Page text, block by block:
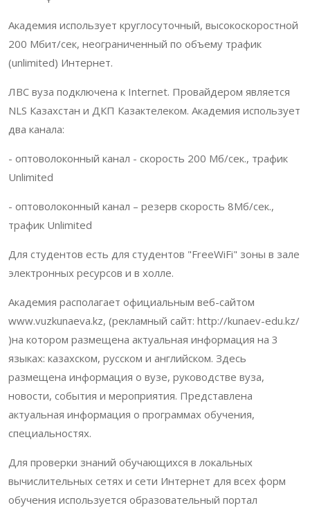
Академия использует круглосуточный, высокоскоростной
200 Мбит/сек, неограниченный по объему трафик
(unlimited) Интернет.
ЛВС вуза подключена к Internet. Провайдером является
NLS Казахстан и ДКП Казактелеком. Академия использует
два канала:
- оптоволоконный канал - cкорость 200 Мб/сек., трафик
Unlimited
- оптоволоконный канал – резерв скорость 8Мб/сек.,
трафик Unlimited
Для студентов есть для студентов "FreeWiFi" зоны в зале
электронных ресурсов и в холле.
Академия располагает официальным веб-сайтом
www.vuzkunaeva.kz, (рекламный сайт: http://kunaev-edu.kz/
)на котором размещена актуальная информация на 3
языках: казахском, русском и английском. Здесь
размещена информация о вузе, руководстве вуза,
новости, события и мероприятия. Представлена
актуальная информация о программах обучения,
специальностях.
Для проверки знаний обучающихся в локальных
вычислительных сетях и сети Интернет для всех форм
обучения используется образовательный портал